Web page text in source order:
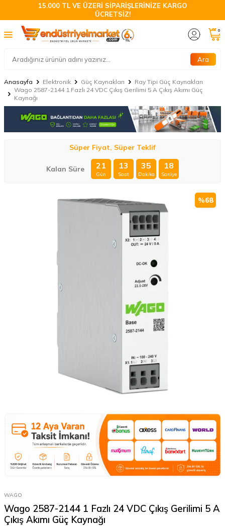
15.000 TL VE ÜZERİ SİPARİŞLERİNİZE KARGO
ÜCRETSİZ!
Ara
0
Anasayfa Elektronik Güç Kaynakları
Ray Tipi Güç Kaynakları
Wago 2587-2144 1 Fazlı 24 VDC Çıkış Gerilimi 5 A Çıkış Akımı Güç
Kaynağı
Süper Fiyat, Süper Teklif
Kalan Süre 21
Gün
13
Saat
35
Dakika
17
Saniye
%68
WAGO
Wago 2587-2144 1 Fazlı 24 VDC Çıkış Gerilimi 5 A
Çıkış Akımı Güç Kaynağı